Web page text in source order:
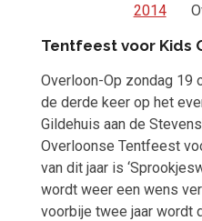
2014
Tentfeest voor Kids
Overloon-Op zondag 19
de derde keer op het
Gildehuis aan de
Overloonse Tentfeest
van dit jaar is
wordt weer een wens
voorbije twee jaar wordt